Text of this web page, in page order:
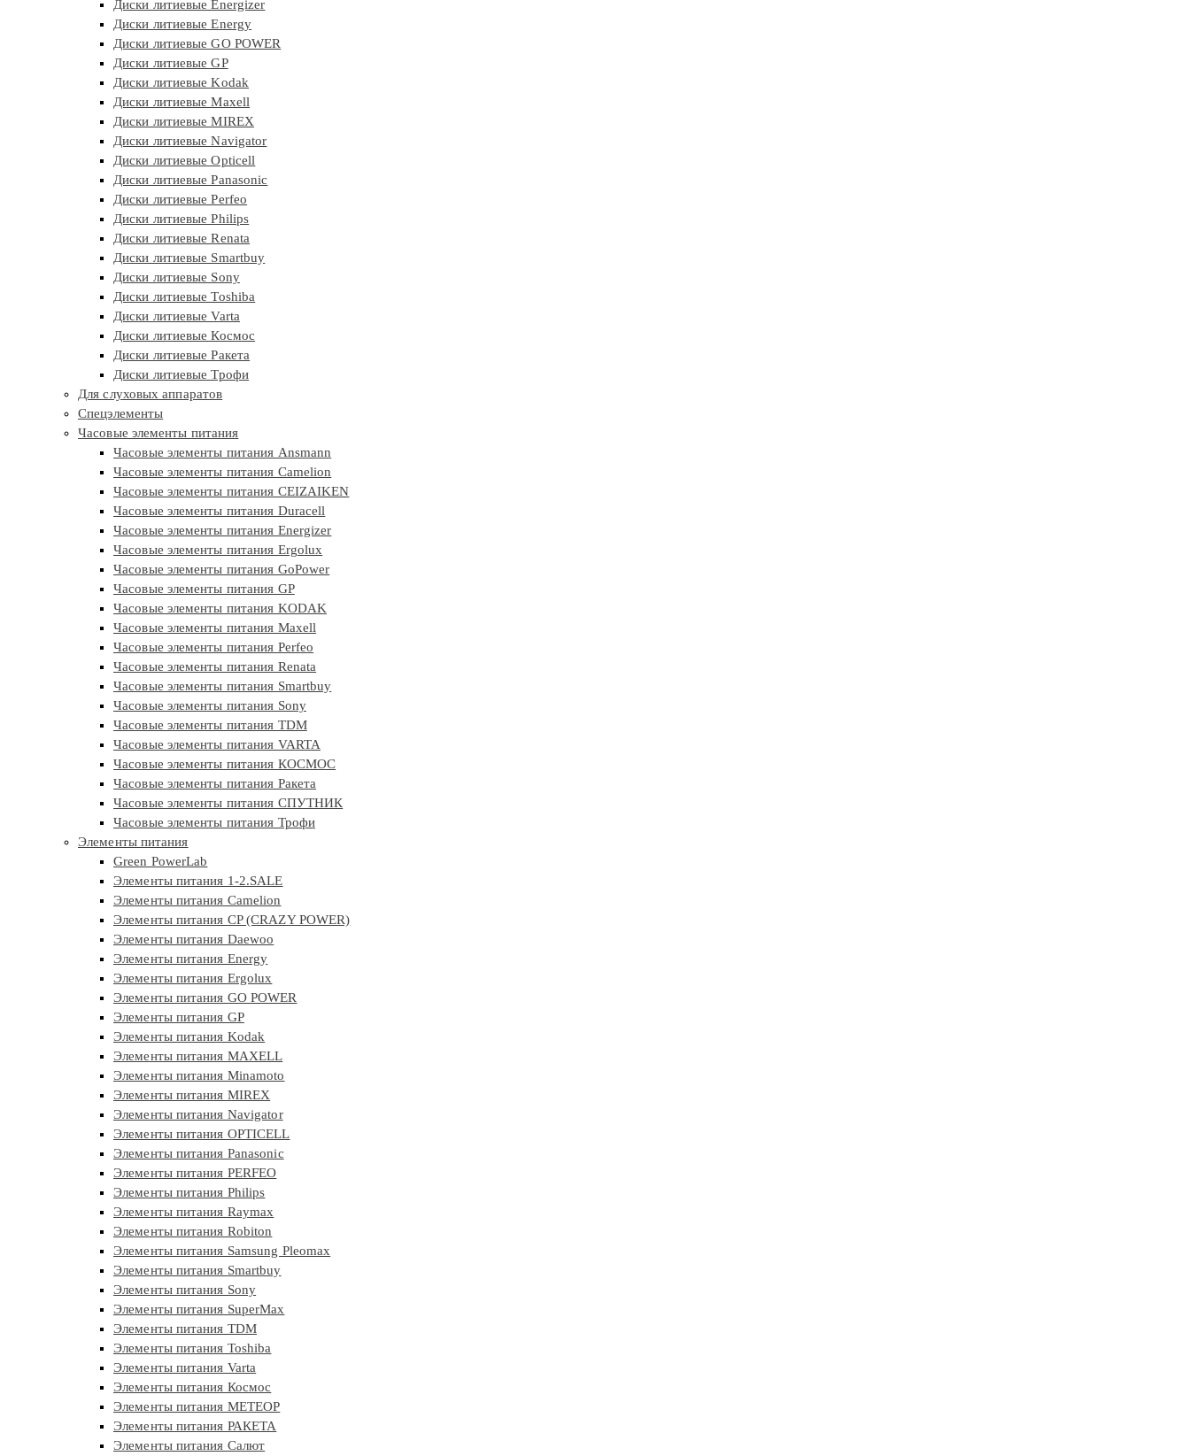
Диски литиевые Energizer
Диски литиевые Energy
Диски литиевые GO POWER
Диски литиевые GP
Диски литиевые Kodak
Диски литиевые Maxell
Диски литиевые MIREX
Диски литиевые Navigator
Диски литиевые Opticell
Диски литиевые Panasonic
Диски литиевые Perfeo
Диски литиевые Philips
Диски литиевые Renata
Диски литиевые Smartbuy
Диски литиевые Sony
Диски литиевые Toshiba
Диски литиевые Varta
Диски литиевые Космос
Диски литиевые Ракета
Диски литиевые Трофи
Для слуховых аппаратов
Спецэлементы
Часовые элементы питания
Часовые элементы питания Ansmann
Часовые элементы питания Camelion
Часовые элементы питания CEIZAIKEN
Часовые элементы питания Duracell
Часовые элементы питания Energizer
Часовые элементы питания Ergolux
Часовые элементы питания GoPower
Часовые элементы питания GP
Часовые элементы питания KODAK
Часовые элементы питания Maxell
Часовые элементы питания Perfeo
Часовые элементы питания Renata
Часовые элементы питания Smartbuy
Часовые элементы питания Sony
Часовые элементы питания TDM
Часовые элементы питания VARTA
Часовые элементы питания КОСМОС
Часовые элементы питания Ракета
Часовые элементы питания СПУТНИК
Часовые элементы питания Трофи
Элементы питания
Green PowerLab
Элементы питания 1-2.SALE
Элементы питания Camelion
Элементы питания CP (CRAZY POWER)
Элементы питания Daewoo
Элементы питания Energy
Элементы питания Ergolux
Элементы питания GO POWER
Элементы питания GP
Элементы питания Kodak
Элементы питания MAXELL
Элементы питания Minamoto
Элементы питания MIREX
Элементы питания Navigator
Элементы питания OPTICELL
Элементы питания Panasonic
Элементы питания PERFEO
Элементы питания Philips
Элементы питания Raymax
Элементы питания Robiton
Элементы питания Samsung Pleomax
Элементы питания Smartbuy
Элементы питания Sony
Элементы питания SuperMax
Элементы питания TDM
Элементы питания Toshiba
Элементы питания Varta
Элементы питания Космос
Элементы питания МЕТЕОР
Элементы питания РАКЕТА
Элементы питания Салют